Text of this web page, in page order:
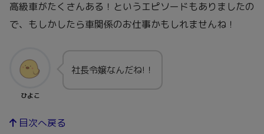
高級車がたくさんある！というエピソードもありましたの
で、もしかしたら車関係のお仕事かもしれませんね！
ひよこ
社長令嬢なんだね!！
目次へ戻る